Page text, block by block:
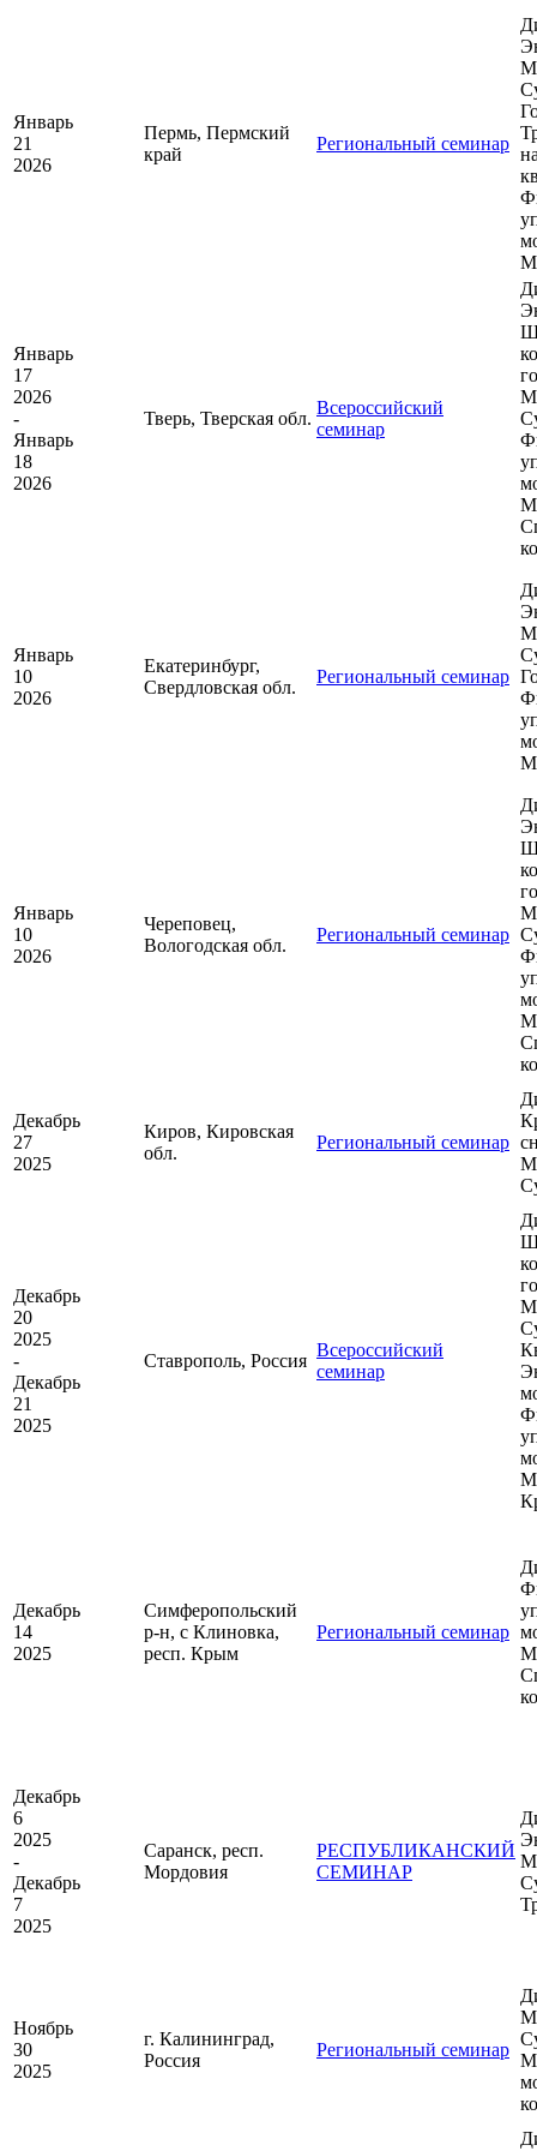
Январь
21
2026
Пермь, Пермский
край
Региональный семинар
Январь
17
2026
-
Январь
18
2026
Тверь, Тверская обл.
Всероссийский
семинар
Январь
10
2026
Екатеринбург,
Свердловская обл.
Региональный семинар
Январь
10
2026
Череповец,
Вологодская обл.
Региональный семинар
Декабрь
27
2025
Киров, Кировская
обл.
Региональный семинар
Декабрь
20
2025
-
Декабрь
21
2025
Ставрополь, Россия
Всероссийский
семинар
Декабрь
14
2025
Симферопольский
р-н, с Клиновка,
респ. Крым
Региональный семинар
Декабрь
6
2025
-
Декабрь
7
2025
Саранск, респ.
Мордовия
РЕСПУБЛИКАНСКИЙ
СЕМИНАР
Ноябрь
30
2025
г. Калининград,
Россия
Региональный семинар